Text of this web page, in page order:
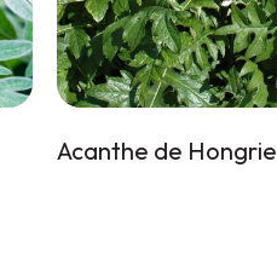
Acanthe de Hongrie